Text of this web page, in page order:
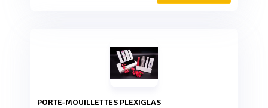
PORTE-MOUILLETTES PLEXIGLAS